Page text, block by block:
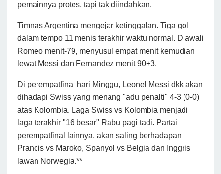
pemainnya protes, tapi tak diindahkan.
Timnas Argentina mengejar ketinggalan. Tiga gol
dalam tempo 11 menis terakhir waktu normal. Diawali
Romeo menit-79, menyusul empat menit kemudian
lewat Messi dan Fernandez menit 90+3.
Di perempatfinal hari Minggu, Leonel Messi dkk akan
dihadapi Swiss yang menang "adu penalti" 4-3 (0-0)
atas Kolombia. Laga Swiss vs Kolombia menjadi
laga terakhir "16 besar" Rabu pagi tadi. Partai
perempatfinal lainnya, akan saling berhadapan
Prancis vs Maroko, Spanyol vs Belgia dan Inggris
lawan Norwegia.**